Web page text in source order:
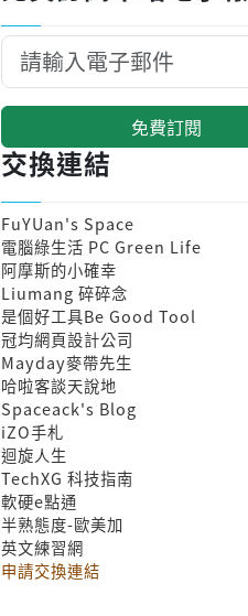
免費訂閱
交換連結
FuYUan's Space
電腦綠生活 PC Green Life
阿摩斯的小確幸
Liumang 碎碎念
是個好工具Be Good Tool
冠均網頁設計公司
Mayday麥帶先生
哈啦客談天說地
Spaceack's Blog
iZO手札
迴旋人生
TechXG 科技指南
軟硬e點通
半熟態度-歐美加
英文練習網
申請交換連結